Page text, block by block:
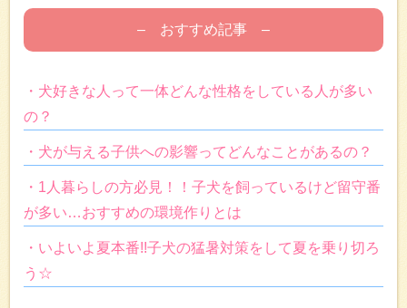
– おすすめ記事 –
・犬好きな人って一体どんな性格をしている人が多い
の？
・犬が与える子供への影響ってどんなことがあるの？
・1人暮らしの方必見！！子犬を飼っているけど留守番
が多い…おすすめの環境作りとは
・いよいよ夏本番!!子犬の猛暑対策をして夏を乗り切ろ
う☆